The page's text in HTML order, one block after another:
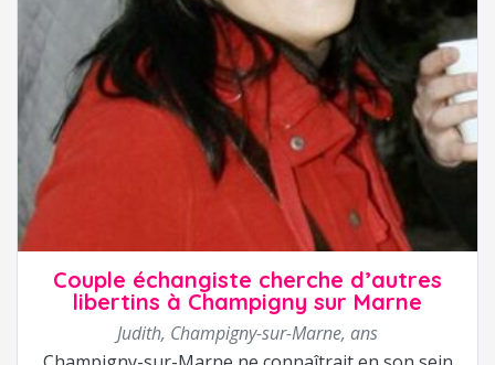
Couple échangiste cherche d’autres
libertins à Champigny sur Marne
Judith, Champigny-sur-Marne, ans